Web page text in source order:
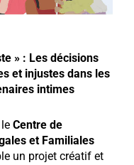
» : Les décisions
et injustes dans les
intimes
Centre de
et Familiales
un projet créatif et